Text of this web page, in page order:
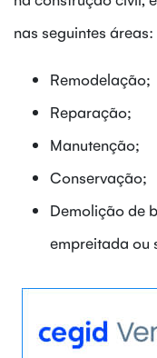
nas seguintes áreas:
Remodelação;
Reparação;
Manutenção;
Conservação;
Demolição de
empreitada ou